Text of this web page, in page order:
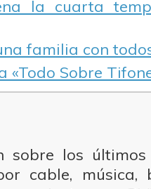
la cuarta
familia con
«Todo Sobre
sobre los
cable, música,